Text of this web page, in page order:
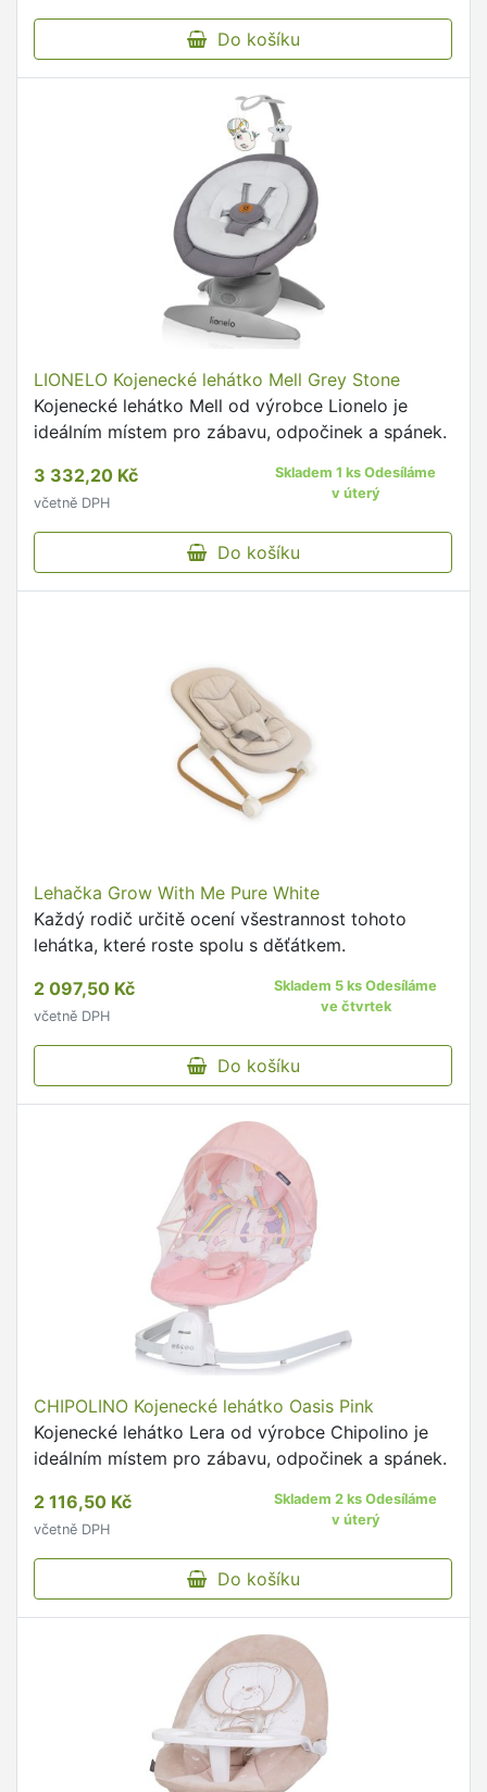
Do košíku
LIONELO Kojenecké lehátko Mell Grey Stone
Kojenecké lehátko Mell od výrobce Lionelo je
ideálním místem pro zábavu, odpočinek a spánek.
3 332,20 Kč
včetně DPH
Skladem 1 ks Odesíláme
v úterý
Do košíku
Lehačka Grow With Me Pure White
Každý rodič určitě ocení všestrannost tohoto
lehátka, které roste spolu s děťátkem.
2 097,50 Kč
včetně DPH
Skladem 5 ks Odesíláme
ve čtvrtek
Do košíku
CHIPOLINO Kojenecké lehátko Oasis Pink
Kojenecké lehátko Lera od výrobce Chipolino je
ideálním místem pro zábavu, odpočinek a spánek.
2 116,50 Kč
včetně DPH
Skladem 2 ks Odesíláme
v úterý
Do košíku